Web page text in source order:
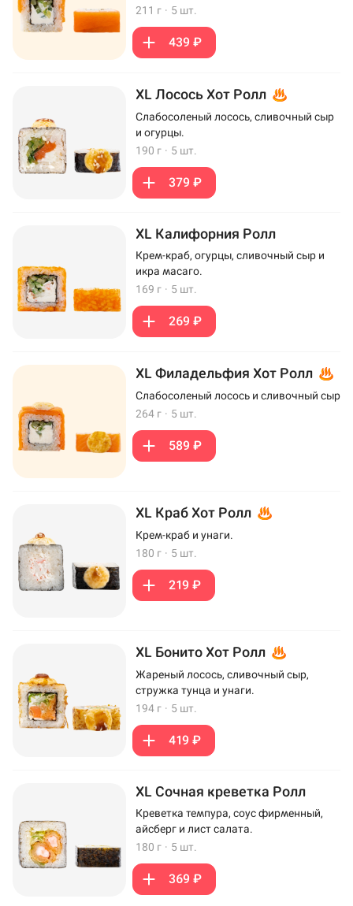
211 г · 5 шт.
439 ₽
XL Лосось Хот Ролл
Слабосоленый лосось, сливочный сыр
и огурцы.
190 г · 5 шт.
379 ₽
XL Калифорния Ролл
Крем-краб, огурцы, сливочный сыр и
икра масаго.
169 г · 5 шт.
269 ₽
XL Филадельфия Хот Ролл
Слабосоленый лосось и сливочный сыр
264 г · 5 шт.
589 ₽
XL Краб Хот Ролл
Крем-краб и унаги.
180 г · 5 шт.
219 ₽
XL Бонито Хот Ролл
Жареный лосось, сливочный сыр,
стружка тунца и унаги.
194 г · 5 шт.
419 ₽
XL Сочная креветка Ролл
Креветка темпура, соус фирменный,
айсберг и лист салата.
180 г · 5 шт.
369 ₽